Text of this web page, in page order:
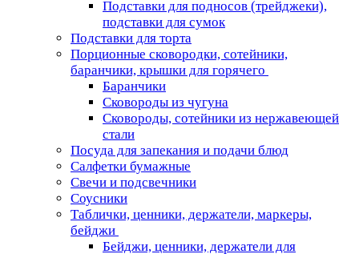
Подставки для подносов (трейджеки),
подставки для сумок
Подставки для торта
Порционные сковородки, сотейники,
баранчики, крышки для горячего
Баранчики
Сковороды из чугуна
Сковороды, сотейники из нержавеющей
стали
Посуда для запекания и подачи блюд
Салфетки бумажные
Свечи и подсвечники
Соусники
Таблички, ценники, держатели, маркеры,
бейджи
Бейджи, ценники, держатели для